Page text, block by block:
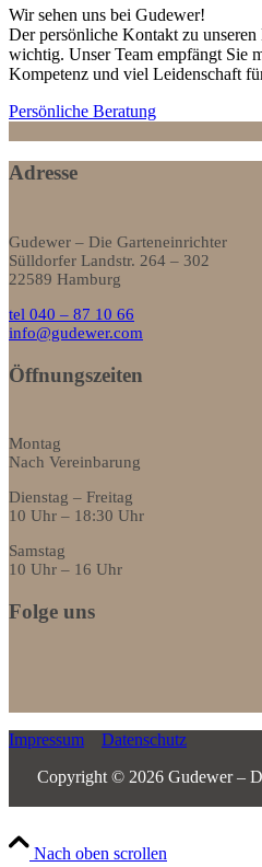
Wir sehen uns bei Gudewer!
Der persönliche Kontakt zu
wichtig. Unser Team empfängt Sie
Kompetenz und viel Leidenschaft
Persönliche Beratung
Adresse
Gudewer – Die Garteneinrichter
Sülldorfer Landstr. 264 – 302
22589 Hamburg
tel 040 – 87 10 66
info@gudewer.com
Öffnungszeiten
Montag
Nach Vereinbarung
Dienstag – Freitag
10 Uhr – 18:30 Uhr
Samstag
10 Uhr – 16 Uhr
Folge uns
Impressum
Datenschutz
Copyright © 2026 Gudewer –
Nach oben scrollen